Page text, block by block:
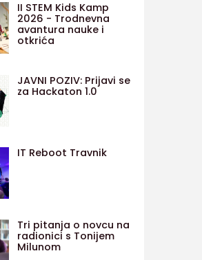
II STEM Kids Kamp
2026 - Trodnevna
avantura nauke i
otkrića
JAVNI POZIV: Prijavi se
za Hackaton 1.0
IT Reboot Travnik
Tri pitanja o novcu na
radionici s Tonijem
Milunom